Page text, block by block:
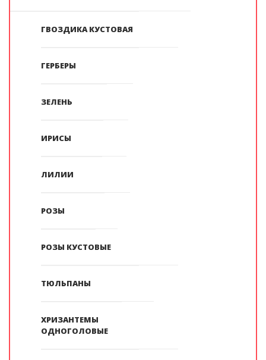
ГВОЗДИКА КУСТОВАЯ
ГЕРБЕРЫ
ЗЕЛЕНЬ
ИРИСЫ
ЛИЛИИ
РОЗЫ
РОЗЫ КУСТОВЫЕ
ТЮЛЬПАНЫ
ХРИЗАНТЕМЫ
ОДНОГОЛОВЫЕ